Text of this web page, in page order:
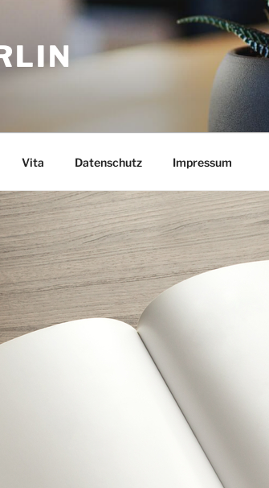
Vita Datenschutz Impressum